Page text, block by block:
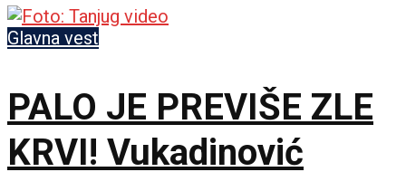
Glavna vest
PALO JE PREVIŠE ZLE
KRVI! Vukadinović